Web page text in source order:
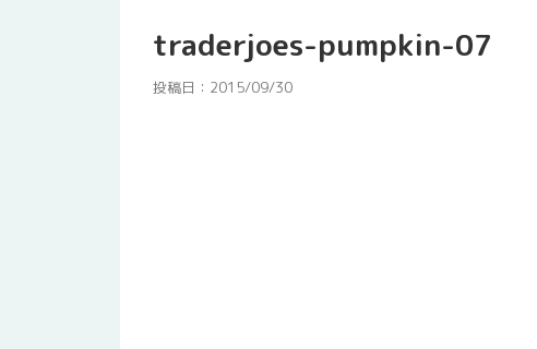
traderjoes-pumpkin-07
投稿日： 2015/09/30